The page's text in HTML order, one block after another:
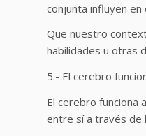
conjunta influyen
Que nuestro
habilidades u otras
5.- El cerebro
El cerebro funciona
entre sí a través de